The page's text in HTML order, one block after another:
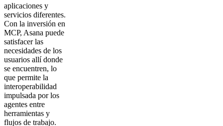
aplicaciones y
servicios diferentes.
Con la inversión en
MCP, Asana puede
satisfacer las
necesidades de los
usuarios allí donde
se encuentren, lo
que permite la
interoperabilidad
impulsada por los
agentes entre
herramientas y
flujos de trabajo.